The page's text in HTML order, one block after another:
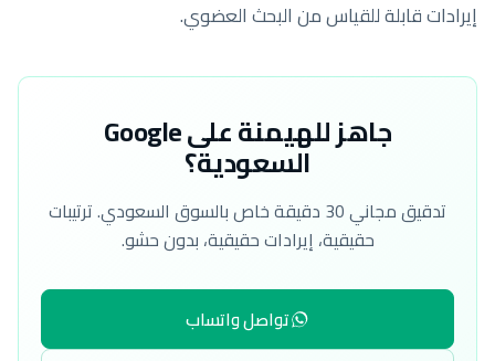
إيرادات قابلة للقياس من البحث العضوي.
جاهز للهيمنة على Google
السعودية؟
تدقيق مجاني 30 دقيقة خاص بالسوق السعودي. ترتيبات
حقيقية، إيرادات حقيقية، بدون حشو.
تواصل واتساب